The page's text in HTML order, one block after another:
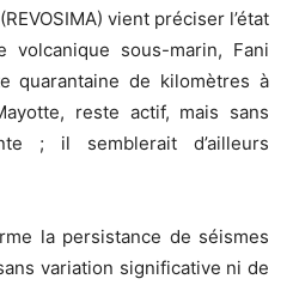
vient préciser l’état
volcanique sous-marin, Fani
quarantaine de kilomètres à
reste actif, mais sans
; il semblerait d’ailleurs
la persistance de séismes
variation significative ni de